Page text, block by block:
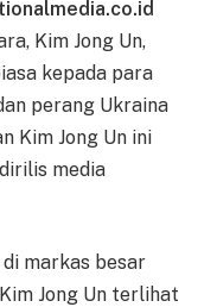
Kim Jong Un,
kepada para
perang Ukraina
Kim Jong Un ini
media
markas besar
Jong Un terlihat